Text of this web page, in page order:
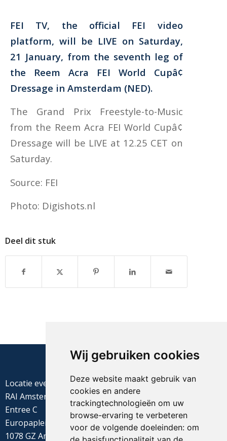
Wij gebruiken cookies
Deze website maakt gebruik van
cookies en andere
trackingtechnologieën om uw
browse-ervaring te verbeteren
voor de volgende doeleinden: om
FEI TV, the official FEI video
platform, will be LIVE on Saturday,
21 January, from the seventh leg of
the Reem Acra FEI World Cupâ¢
Dressage in Amsterdam (NED).
The Grand Prix Freestyle-to-Music
from the Reem Acra FEI World Cupâ¢
Dressage will be LIVE at 12.25 CET on
Saturday.
Source: FEI
Photo: Digishots.nl
Deel dit stuk
Locatie evenement
RAI Amsterdam
Entree C
Europaplein 22
1078 GZ Amsterdam